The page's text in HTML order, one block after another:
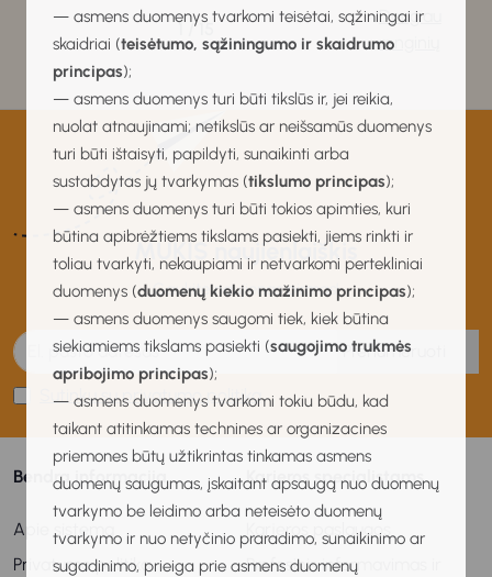
— asmens duomenys tvarkomi teisėtai, sąžiningai ir
skaidriai (teisėtumo, sąžiningumo ir skaidrumo
principas);
— asmens duomenys turi būti tikslūs ir, jei reikia,
nuolat atnaujinami; netikslūs ar neišsamūs duomenys
turi būti ištaisyti, papildyti, sunaikinti arba
sustabdytas jų tvarkymas (tikslumo principas);
— asmens duomenys turi būti tokios apimties, kuri
būtina apibrėžtiems tikslams pasiekti, jiems rinkti ir
toliau tvarkyti, nekaupiami ir netvarkomi pertekliniai
duomenys (duomenų kiekio mažinimo principas);
— asmens duomenys saugomi tiek, kiek būtina
siekiamiems tikslams pasiekti (saugojimo trukmės
apribojimo principas);
— asmens duomenys tvarkomi tokiu būdu, kad
taikant atitinkamas technines ar organizacines
priemones būtų užtikrintas tinkamas asmens
duomenų saugumas, įskaitant apsaugą nuo duomenų
tvarkymo be leidimo arba neteisėto duomenų
tvarkymo ir nuo netyčinio praradimo, sunaikinimo ar
sugadinimo, prieiga prie asmens duomenų
1 / 15
Daugiau
renginių
MUKIS naujienlaiškis
Gaukite naujienas pirmas!
Prenumeruoti
Sutinku su privatumo politika
Bendra informacija
Apie sistemą
Privatumo politika
Karjeros specialistams
Karjeros paslaugos
Profesinis informavimas ir